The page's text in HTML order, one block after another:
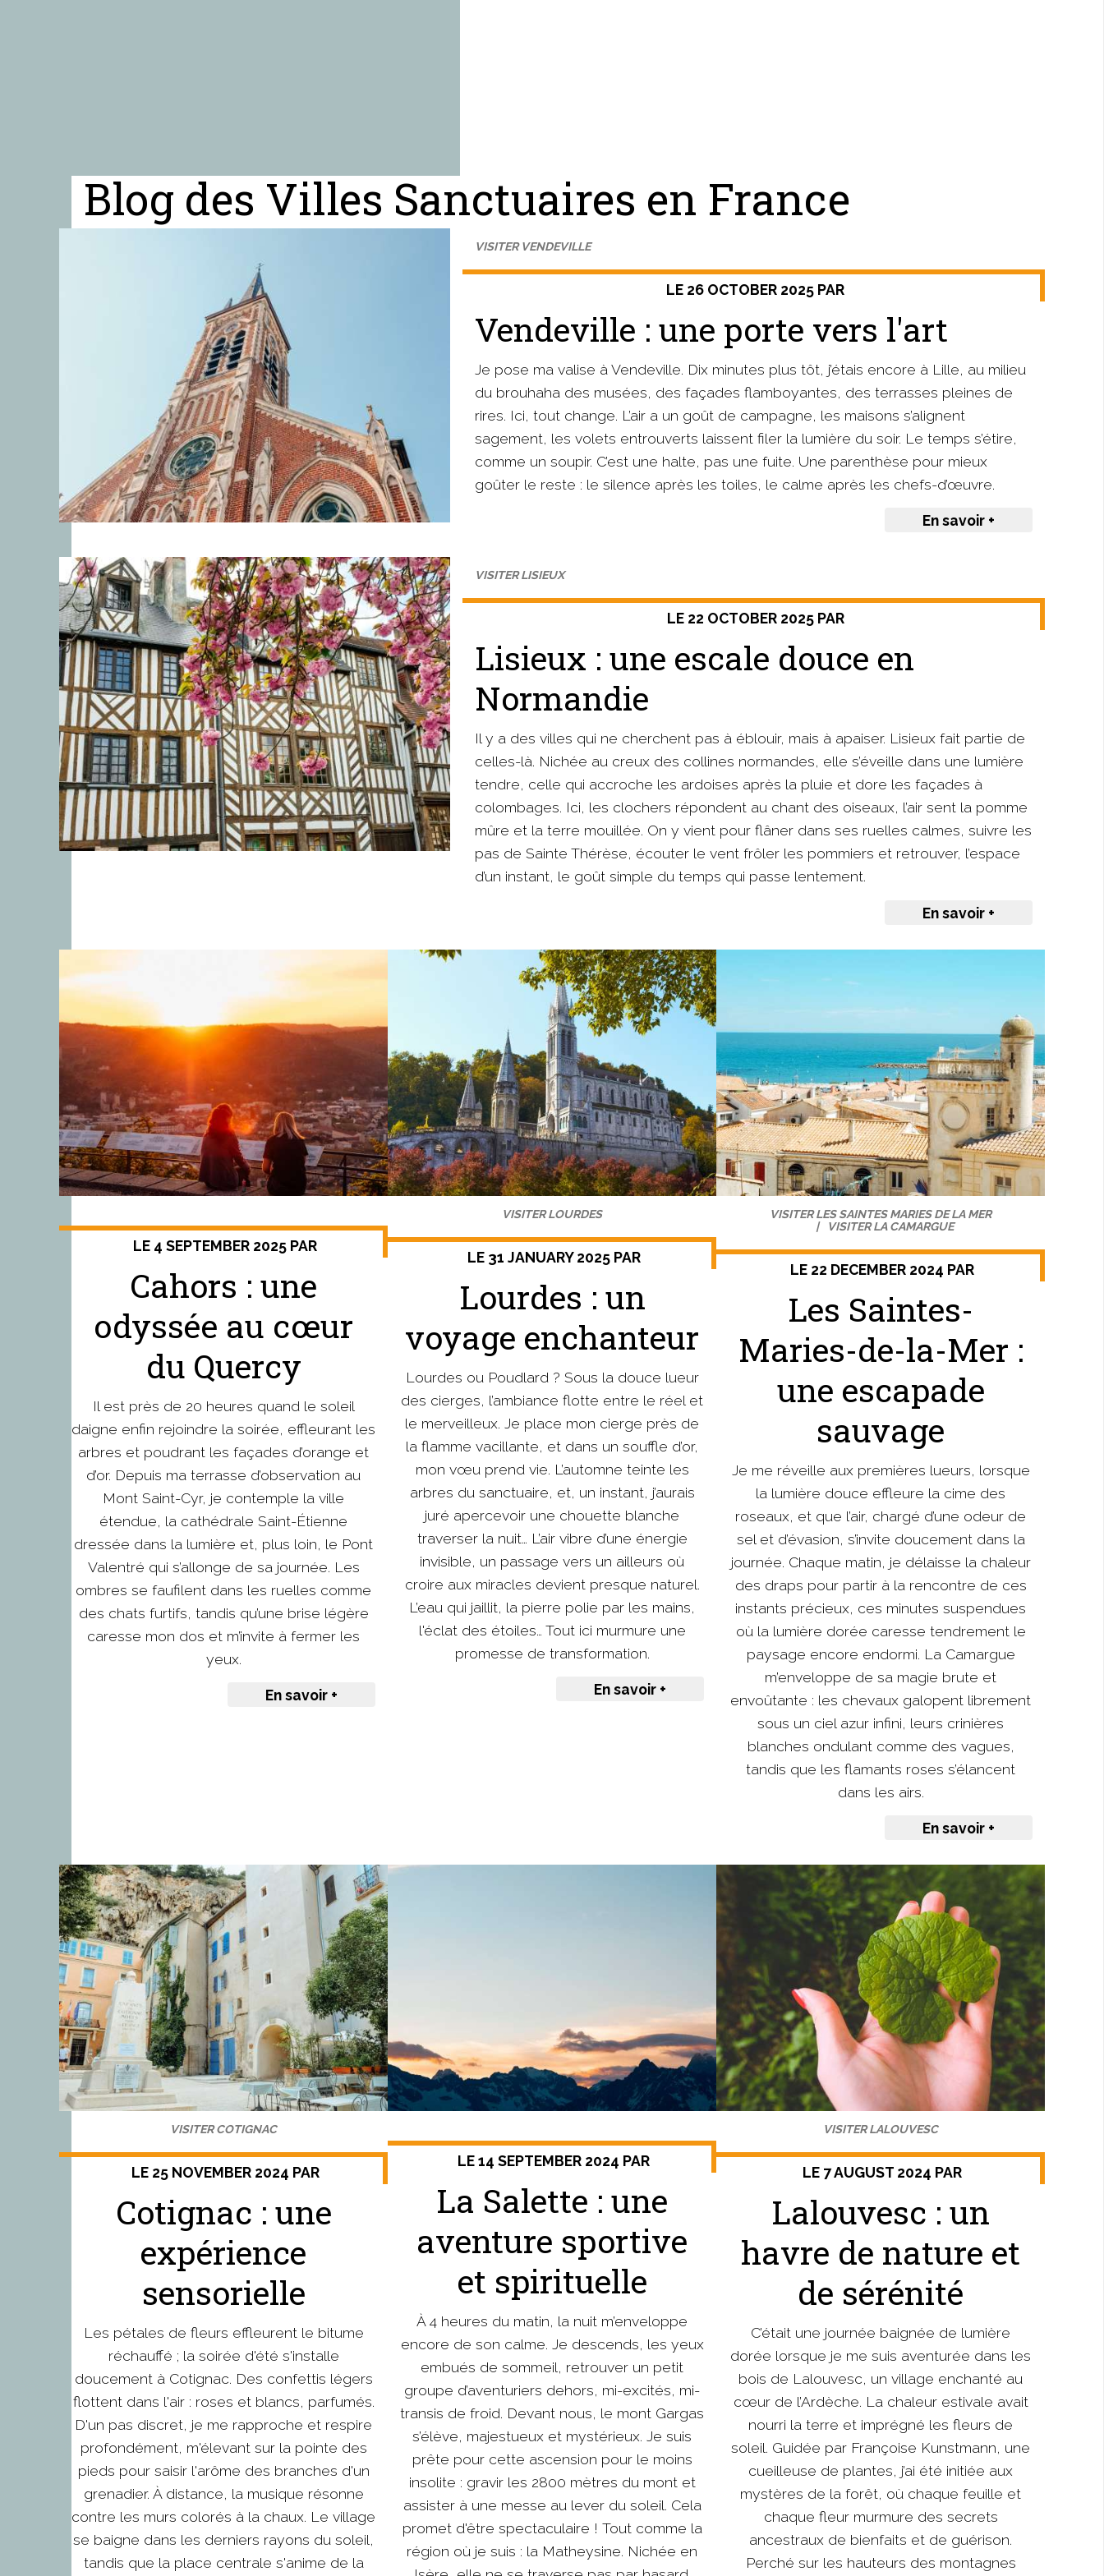
Blog des Villes Sanctuaires en France
VISITER VENDEVILLE
LE 26 OCTOBER 2025 PAR
Vendeville : une porte vers l'art
Je pose ma valise à Vendeville. Dix minutes plus tôt, j’étais encore à Lille, au milieu
du brouhaha des musées, des façades flamboyantes, des terrasses pleines de
rires. Ici, tout change. L’air a un goût de campagne, les maisons s’alignent
sagement, les volets entrouverts laissent filer la lumière du soir. Le temps s’étire,
comme un soupir. C’est une halte, pas une fuite. Une parenthèse pour mieux
goûter le reste : le silence après les toiles, le calme après les chefs-d’œuvre.
En savoir +
VISITER LISIEUX
LE 22 OCTOBER 2025 PAR
Lisieux : une escale douce en
Normandie
Il y a des villes qui ne cherchent pas à éblouir, mais à apaiser. Lisieux fait partie de
celles-là. Nichée au creux des collines normandes, elle s’éveille dans une lumière
tendre, celle qui accroche les ardoises après la pluie et dore les façades à
colombages. Ici, les clochers répondent au chant des oiseaux, l’air sent la pomme
mûre et la terre mouillée. On y vient pour flâner dans ses ruelles calmes, suivre les
pas de Sainte Thérèse, écouter le vent frôler les pommiers et retrouver, l’espace
d’un instant, le goût simple du temps qui passe lentement.
En savoir +
LE 4 SEPTEMBER 2025 PAR
Cahors : une
odyssée au cœur
du Quercy
Il est près de 20 heures quand le soleil
daigne enfin rejoindre la soirée, effleurant les
arbres et poudrant les façades d’orange et
d’or. Depuis ma terrasse d’observation au
Mont Saint-Cyr, je contemple la ville
étendue, la cathédrale Saint-Étienne
dressée dans la lumière et, plus loin, le Pont
Valentré qui s’allonge de sa journée. Les
ombres se faufilent dans les ruelles comme
des chats furtifs, tandis qu’une brise légère
caresse mon dos et m’invite à fermer les
yeux.
En savoir +
VISITER LOURDES
LE 31 JANUARY 2025 PAR
Lourdes : un
voyage enchanteur
Lourdes ou Poudlard ? Sous la douce lueur
des cierges, l’ambiance flotte entre le réel et
le merveilleux. Je place mon cierge près de
la flamme vacillante, et dans un souffle d’or,
mon vœu prend vie. L’automne teinte les
arbres du sanctuaire, et, un instant, j’aurais
juré apercevoir une chouette blanche
traverser la nuit… L’air vibre d’une énergie
invisible, un passage vers un ailleurs où
croire aux miracles devient presque naturel.
L’eau qui jaillit, la pierre polie par les mains,
l'éclat des étoiles… Tout ici murmure une
promesse de transformation.
En savoir +
VISITER LES SAINTES MARIES DE LA MER
VISITER LA CAMARGUE
LE 22 DECEMBER 2024 PAR
Les Saintes-
Maries-de-la-Mer :
une escapade
sauvage
Je me réveille aux premières lueurs, lorsque
la lumière douce effleure la cime des
roseaux, et que l’air, chargé d’une odeur de
sel et d’évasion, s’invite doucement dans la
journée. Chaque matin, je délaisse la chaleur
des draps pour partir à la rencontre de ces
instants précieux, ces minutes suspendues
où la lumière dorée caresse tendrement le
paysage encore endormi. La Camargue
m’enveloppe de sa magie brute et
envoûtante : les chevaux galopent librement
sous un ciel azur infini, leurs crinières
blanches ondulant comme des vagues,
tandis que les flamants roses s’élancent
dans les airs.
En savoir +
VISITER COTIGNAC
LE 25 NOVEMBER 2024 PAR
Cotignac : une
expérience
sensorielle
Les pétales de fleurs effleurent le bitume
réchauffé ; la soirée d'été s'installe
doucement à Cotignac. Des confettis légers
flottent dans l'air : roses et blancs, parfumés.
D'un pas discret, je me rapproche et respire
profondément, m'élevant sur la pointe des
pieds pour saisir l'arôme des branches d'un
grenadier. À distance, la musique résonne
contre les murs colorés à la chaux. Le village
se baigne dans les derniers rayons du soleil,
tandis que la place centrale s'anime de la
LE 14 SEPTEMBER 2024 PAR
La Salette : une
aventure sportive
et spirituelle
À 4 heures du matin, la nuit m’enveloppe
encore de son calme. Je descends, les yeux
embués de sommeil, retrouver un petit
groupe d’aventuriers dehors, mi-excités, mi-
transis de froid. Devant nous, le mont Gargas
s’élève, majestueux et mystérieux. Je suis
prête pour cette ascension pour le moins
insolite : gravir les 2800 mètres du mont et
assister à une messe au lever du soleil. Cela
promet d'être spectaculaire ! Tout comme la
région où je suis : la Matheysine. Nichée en
VISITER LALOUVESC
LE 7 AUGUST 2024 PAR
Lalouvesc : un
havre de nature et
de sérénité
C’était une journée baignée de lumière
dorée lorsque je me suis aventurée dans les
bois de Lalouvesc, un village enchanté au
cœur de l’Ardèche. La chaleur estivale avait
nourri la terre et imprégné les fleurs de
soleil. Guidée par Françoise Kunstmann, une
cueilleuse de plantes, j’ai été initiée aux
mystères de la forêt, où chaque feuille et
chaque fleur murmure des secrets
ancestraux de bienfaits et de guérison.
Perché sur les hauteurs des montagnes